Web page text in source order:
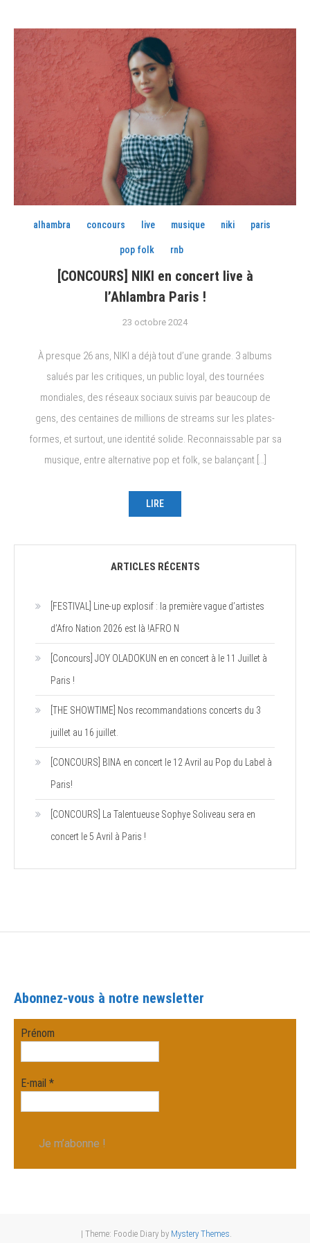
alhambra concours live musique niki paris
pop folk rnb
[CONCOURS] NIKI en concert live à
l’Ahlambra Paris !
23 octobre 2024
À presque 26 ans, NIKI a déjà tout d’une grande. 3 albums
salués par les critiques, un public loyal, des tournées
mondiales, des réseaux sociaux suivis par beaucoup de
gens, des centaines de millions de streams sur les plates-
formes, et surtout, une identité solide. Reconnaissable par sa
musique, entre alternative pop et folk, se balançant […]
LIRE
ARTICLES RÉCENTS
[FESTIVAL] Line-up explosif : la première vague d’artistes
d’Afro Nation 2026 est là !AFRO N
[Concours] JOY OLADOKUN en en concert à le 11 Juillet à
Paris !
[THE SHOWTIME] Nos recommandations concerts du 3
juillet au 16 juillet.
[CONCOURS] BINA en concert le 12 Avril au Pop du Label à
Paris!
[CONCOURS] La Talentueuse Sophye Soliveau sera en
concert le 5 Avril à Paris !
Abonnez-vous à notre newsletter
Prénom
E-mail*
| Theme: Foodie Diary by Mystery Themes.